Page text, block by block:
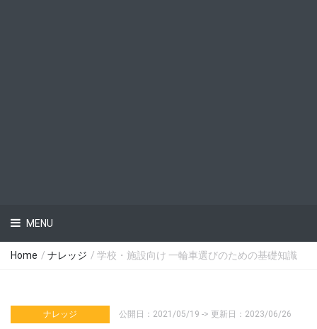
MENU
Home / ナレッジ / 学校・施設向け 一輪車選びのための基礎知識
ナレッジ 公開日：2021/05/19 -> 更新日：2023/06/26